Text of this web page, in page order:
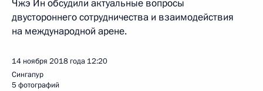
Чжэ Ин обсудили актуальные вопросы
двустороннего сотрудничества и взаимодействия
на международной арене.
14 ноября 2018 года 12:20
Сингапур
5 фотографий